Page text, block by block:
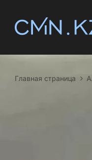
Главная страница